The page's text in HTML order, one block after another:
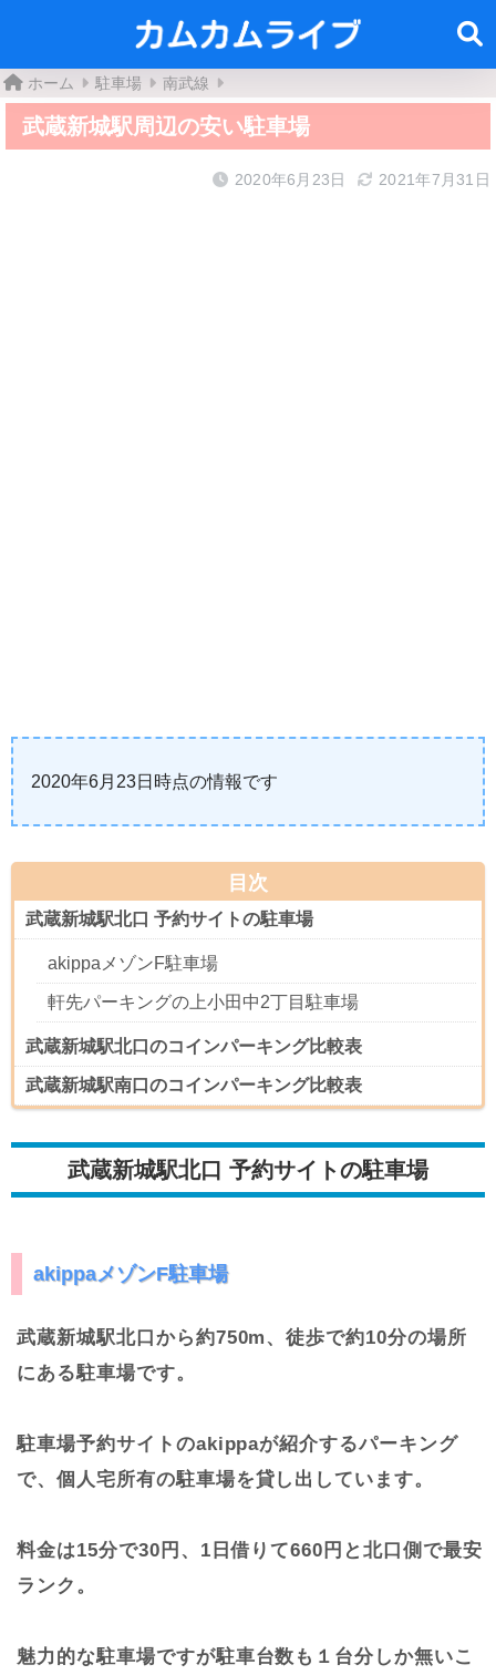
ホーム 駐車場 南武線
武蔵新城駅周辺の安い駐車場
2020年6月23日 2021年7月31日
2020年6月23日時点の情報です
目次
武蔵新城駅北口 予約サイトの駐車場
akippaメゾンF駐車場
軒先パーキングの上小田中2丁目駐車場
武蔵新城駅北口のコインパーキング比較表
武蔵新城駅南口のコインパーキング比較表
武蔵新城駅北口 予約サイトの駐車場
akippaメゾンF駐車場
武蔵新城駅北口から約750m、徒歩で約10分の場所
にある駐車場です。
駐車場予約サイトのakippaが紹介するパーキング
で、個人宅所有の駐車場を貸し出しています。
料金は15分で30円、1日借りて660円と北口側で最安
ランク。
魅力的な駐車場ですが駐車台数も１台分しか無いこ